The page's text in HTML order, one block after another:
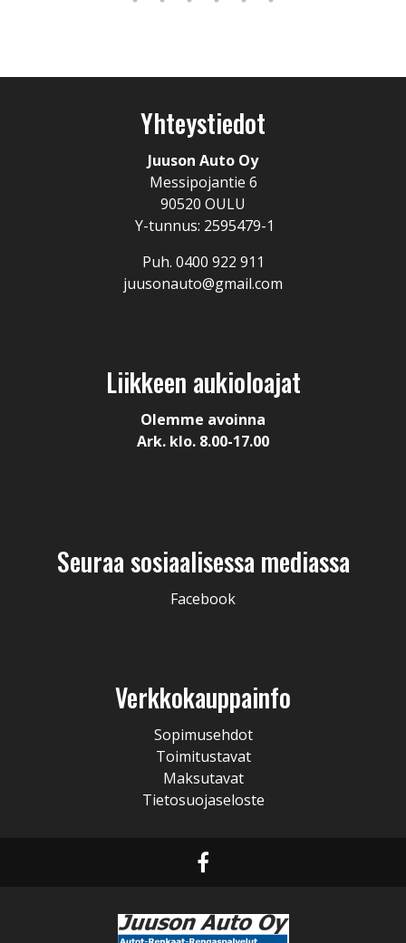
Yhteystiedot
Juuson Auto Oy
Messipojantie 6
90520 OULU
Y-tunnus: 2595479-1
Puh. 0400 922 911
juusonauto@gmail.com
Liikkeen aukioloajat
Olemme avoinna
Ark. klo. 8.00-17.00
Seuraa sosiaalisessa mediassa
Facebook
Verkkokauppainfo
Sopimusehdot
Toimitustavat
Maksutavat
Tietosuojaseloste